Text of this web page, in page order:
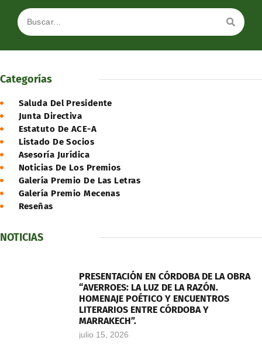
Categorías
Saluda Del Presidente
Junta Directiva
Estatuto De ACE-A
Listado De Socios
Asesoría Jurídica
Noticias De Los Premios
Galería Premio De Las Letras
Galería Premio Mecenas
Reseñas
NOTICIAS
PRESENTACIÓN EN CÓRDOBA DE LA OBRA
“AVERROES: LA LUZ DE LA RAZÓN.
HOMENAJE POÉTICO Y ENCUENTROS
LITERARIOS ENTRE CÓRDOBA Y
MARRAKECH”.
julio 15, 2026